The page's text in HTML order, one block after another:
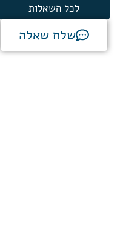
לכל השאלות
שלח שאלה